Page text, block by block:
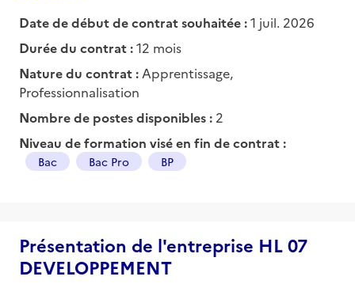
Date de début de contrat souhaitée :1 juil. 2026
Durée du contrat :12 mois
Nature du contrat : Apprentissage,
Professionnalisation
Nombre de postes disponibles : 2
Niveau de formation visé en fin de contrat :
Bac Bac Pro BP
Présentation de l'entreprise HL 07
DEVELOPPEMENT